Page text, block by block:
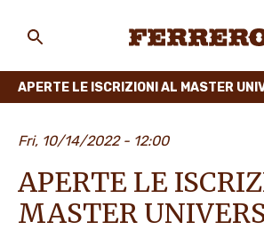
PERSONE E
main
Fri, 10/14/2022 - 12:00
APERTE LE
MASTER